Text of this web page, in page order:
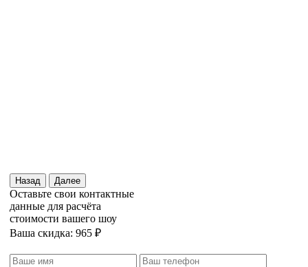
Назад Далее
Оставьте свои контактные
данные для расчёта
стоимости вашего шоу
Ваша скидка: 965 ₽